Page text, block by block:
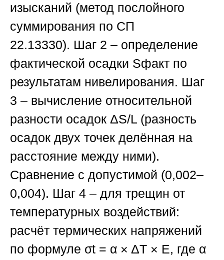
изысканий (метод послойного
суммирования по СП
22.13330). Шаг 2 – определение
фактической осадки Sфакт по
результатам нивелирования. Шаг
3 – вычисление относительной
разности осадок ΔS/L (разность
осадок двух точек делённая на
расстояние между ними).
Сравнение с допустимой (0,002–
0,004). Шаг 4 – для трещин от
температурных воздействий:
расчёт термических напряжений
по формуле σt = α × ΔT × E, где α